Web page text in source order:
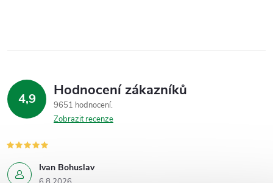
4,9 Hodnocení zákazníků
9651 hodnocení
Zobrazit recenze
Ivan Bohuslav